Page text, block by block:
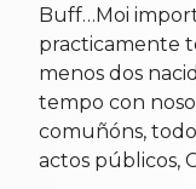
Buff…Moi
practicamente
menos dos
tempo con
comuñóns,
actos públicos,